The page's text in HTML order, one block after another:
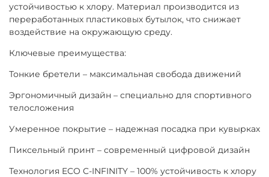
устойчивостью к хлору. Материал производится из
переработанных пластиковых бутылок, что снижает
воздействие на окружающую среду.
Ключевые преимущества:
Тонкие бретели – максимальная свобода движений
Эргономичный дизайн – специально для спортивного
телосложения
Умеренное покрытие – надежная посадка при кувырках
Пиксельный принт – современный цифровой дизайн
Технология ECO C-INFINITY – 100% устойчивость к хлору